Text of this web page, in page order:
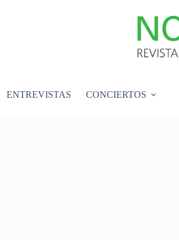
ENTREVISTAS CONCIERTOS